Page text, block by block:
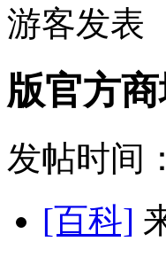
游客发表
版官方
发帖时间
[百科]